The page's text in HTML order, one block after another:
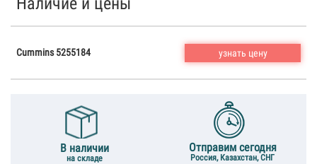
Cummins 5255184 узнать цену
В наличии
на складе
Отправим сегодня
Россия, Казахстан, СНГ